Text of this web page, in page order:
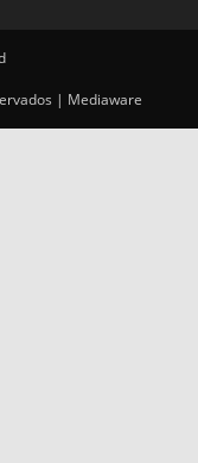
| Mediaware